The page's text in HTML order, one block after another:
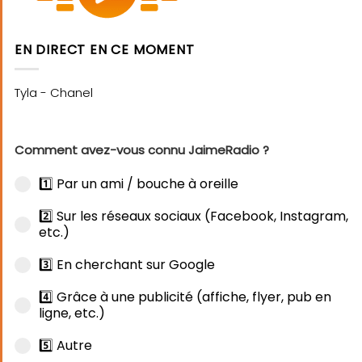
EN DIRECT EN CE MOMENT
Comment avez-vous connu JaimeRadio ?
1️⃣ Par un ami / bouche à oreille
2️⃣ Sur les réseaux sociaux (Facebook, Instagram,
etc.)
3️⃣ En cherchant sur Google
4️⃣ Grâce à une publicité (affiche, flyer, pub en
ligne, etc.)
5️⃣ Autre